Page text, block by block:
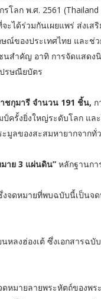
โลก พ.ศ. 2561
ได้ร่วมกันเผยแพร่ ส่งเ
ของประเทศไทย และช่
สำคัญ อาทิ การจัดแสดง
รษณียบัตร
ชกุมารี จำนวน 191 ชิ้น,
ป์ครั้งยิ่งใหญ่ระดับโลก และ
มูลของสะสมหายากจากทั่
าย 3 แผ่นดิน” หลักฐานก
ดหมายที่พบฉบับนี้เป็นจด
นหลงฮ่องเต้ ซึ่งเอกสาร
หมายลายพระหัตถ์ของพร